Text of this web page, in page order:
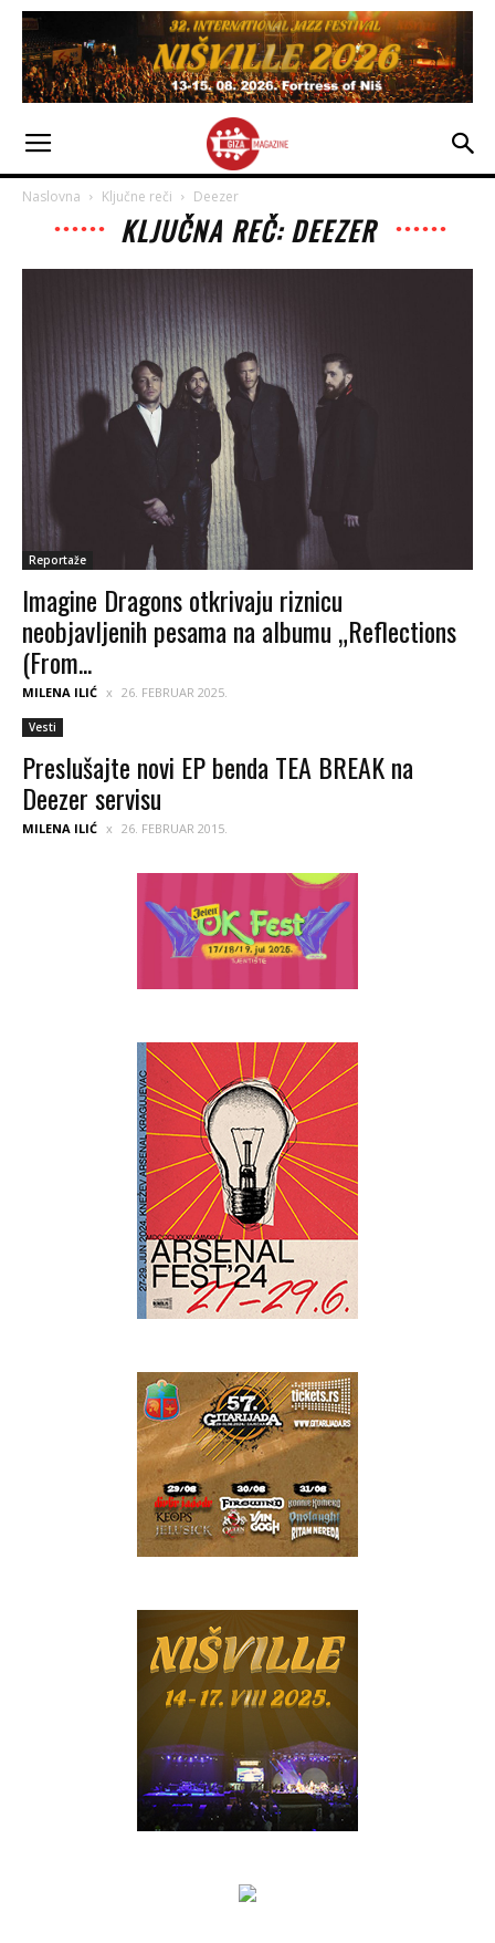
Naslovna Ključne reči Deezer
KLJUČNA REČ: DEEZER
Reportaže
Imagine Dragons otkrivaju riznicu
neobjavljenih pesama na albumu „Reflections
(From...
MILENA ILIĆ 26. FEBRUAR 2025.
Vesti
Preslušajte novi EP benda TEA BREAK na
Deezer servisu
MILENA ILIĆ 26. FEBRUAR 2015.